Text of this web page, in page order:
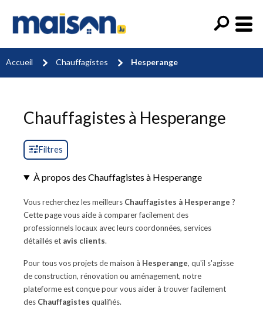
Accueil Chauffagistes Hesperange
Chauffagistes à Hesperange
Filtres
À propos des Chauffagistes à Hesperange
Vous recherchez les meilleurs Chauffagistes à Hesperange ?
Cette page vous aide à comparer facilement des
professionnels locaux avec leurs coordonnées, services
détaillés et avis clients.
Pour tous vos projets de maison à Hesperange, qu'il s'agisse
de construction, rénovation ou aménagement, notre
plateforme est conçue pour vous aider à trouver facilement
des Chauffagistes qualifiés.